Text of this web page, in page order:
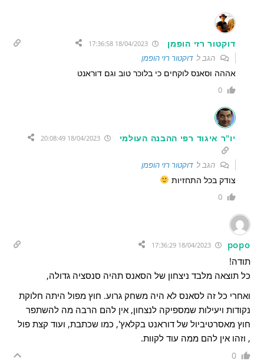
דוקטור רזי הופמן
הגב לדוקטור רזי הופמן
אההה וסאנס לוקחים כי בלוכר טוב וגם דוראנט
0
יו"ר איגוד רפי ההבנה העולמי 18/04/2023 20:08:49
הגב לדוקטור רזי הופמן
צודק בכל התחזיות
0
popo
18/04/2023 17:36:29
תודה!
כל תוצאה מלבד ניצחון של הסאנס תהיה סנסציה גדולה,
ואחרי כל זה לסאנס לא היה משחק גרוע. חוץ מפול היתה חלוקת
נקודות ויעילות שמספיקה לנצחון, אין להם הרבה מה להשתפר
חוץ מאסרטיביול של דוראנט בקלאץ', כמו שכתבת, ועוד קצת פול
, וזהו אין להם ממה עוד לקוות.
0